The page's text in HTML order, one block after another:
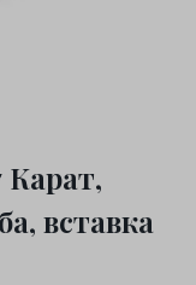
Карат,
вставка